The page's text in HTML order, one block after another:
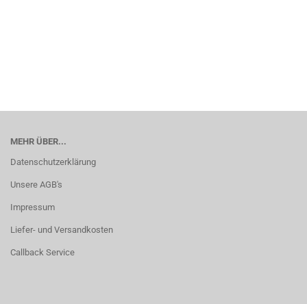
MEHR ÜBER...
Datenschutzerklärung
Unsere AGB's
Impressum
Liefer- und Versandkosten
Callback Service